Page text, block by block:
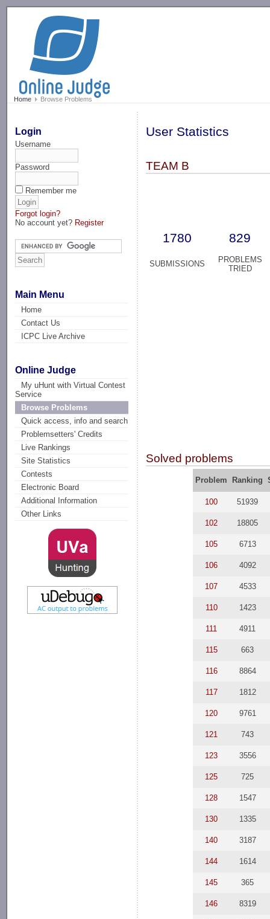
Home Browse Problems
Login
Username
Password
Remember me
Forgot login?
No account yet? Register
Main Menu
Home
Contact Us
ICPC Live Archive
Online Judge
My uHunt with Virtual Contest
Service
Browse Problems
Quick access, info and search
Problemsetters' Credits
Live Rankings
Site Statistics
Contests
Electronic Board
Additional Information
Other Links
User Statistics
TEAM B
1780 829
SUBMISSIONS
PROBLEMS
TRIED
Solved problems
Problem Ranking
100 51939
102 18805
105 6713
106 4092
107 4533
110 1423
111 4911
115 663
116 8864
117 1812
120 9761
121 743
123 3556
125 725
128 1547
130 1335
140 3187
144 1614
145 365
146 8319